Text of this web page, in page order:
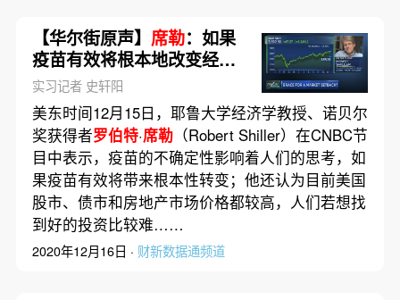
【华尔街原声】 席勒：如果
疫苗有效将根本地改变经济
形势
实习记者 史轩阳
美东时间12月15日，耶鲁大学经济学教授、诺贝尔
奖获得者罗伯特·席勒（Robert Shiller）在CNBC节
目中表示，疫苗的不确定性影响着人们的思考，如
果疫苗有效将带来根本性转变；他还认为目前美国
股市、债市和房地产市场价格都较高，人们若想找
到好的投资比较难……
2020年12月16日 · 财新数据通频道